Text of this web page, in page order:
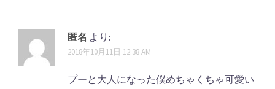
匿名 より:
2018年10月11日 12:38 AM
プーと大人になった僕めちゃくちゃ可愛い